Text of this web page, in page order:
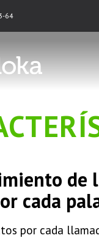
de
cada
por cada
64